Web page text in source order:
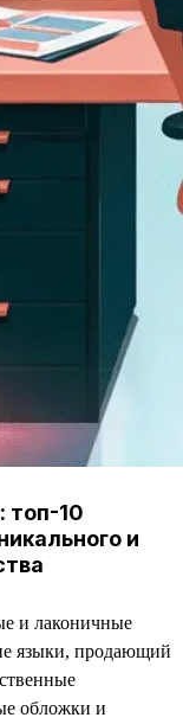
топ-10
и
и лаконичные
языки, продающий
обложки и